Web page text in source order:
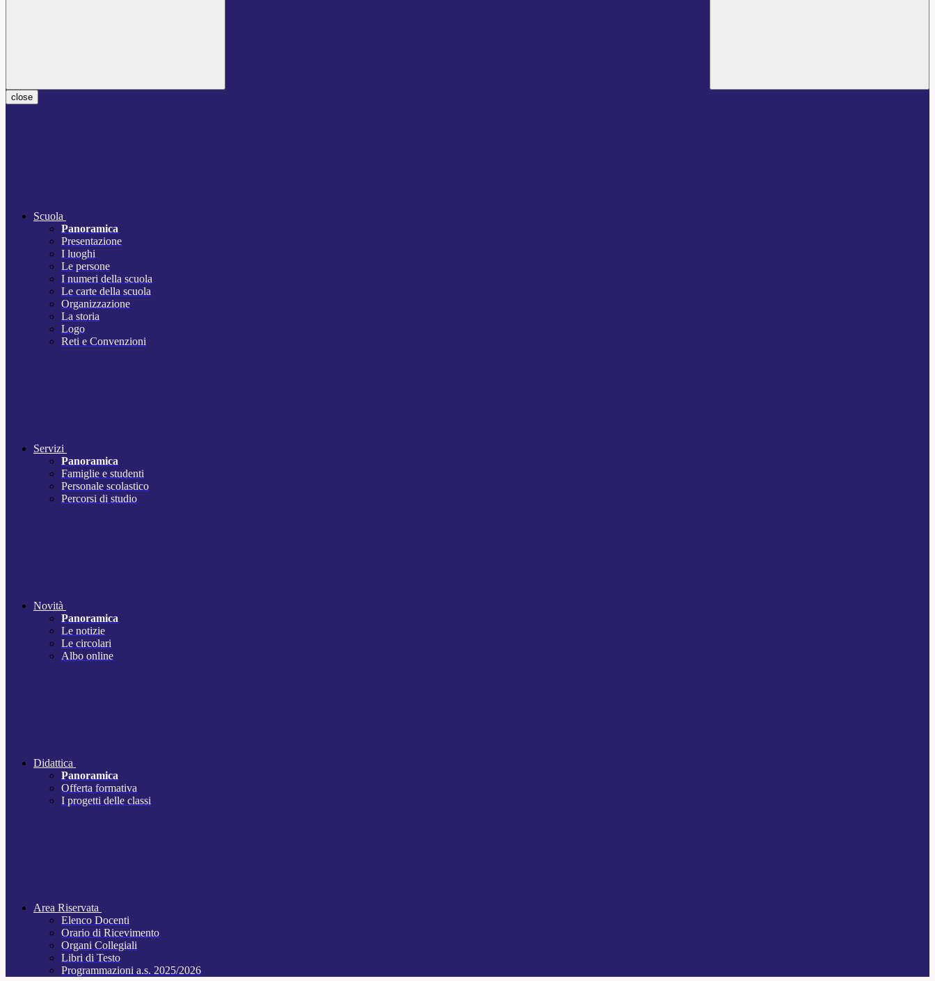
close
Scuola
Panoramica
Presentazione
I luoghi
Le persone
I numeri della scuola
Le carte della scuola
Organizzazione
La storia
Logo
Reti e Convenzioni
Servizi
Panoramica
Famiglie e studenti
Personale scolastico
Percorsi di studio
Novità
Panoramica
Le notizie
Le circolari
Albo online
Didattica
Panoramica
Offerta formativa
I progetti delle classi
Area Riservata
Elenco Docenti
Orario di Ricevimento
Organi Collegiali
Libri di Testo
Programmazioni a.s. 2025/2026